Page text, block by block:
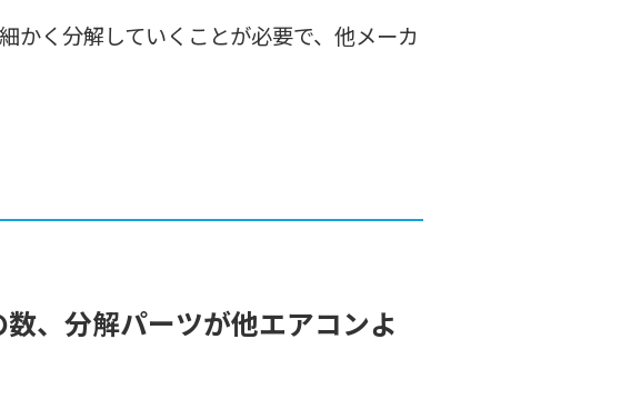
かく分解していくことが必要で、他メーカ
、分解パーツが他エアコンよ